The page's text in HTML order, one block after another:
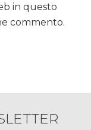
in questo
commento.